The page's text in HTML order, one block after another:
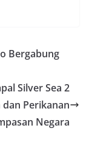
Bergabung
Silver Sea 2
Perikanan
Negara